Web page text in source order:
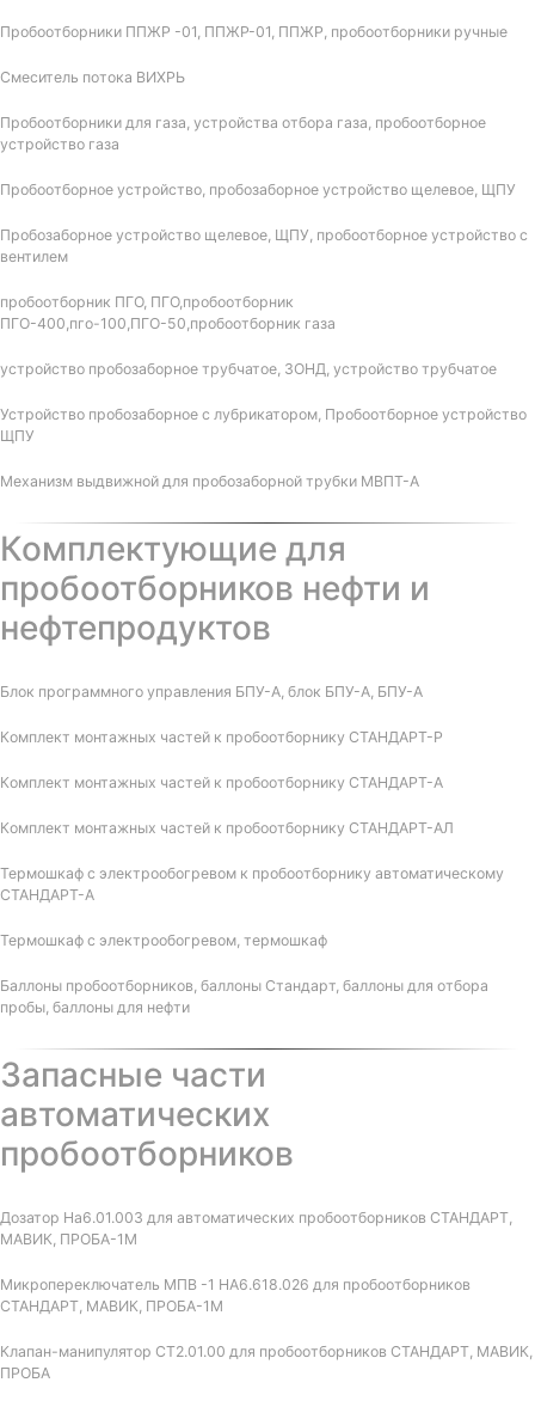
Пробоотборники ППЖР -01, ППЖР-01, ППЖР, пробоотборники ручные
Смеситель потока ВИХРЬ
Пробоотборники для газа, устройства отбора газа, пробоотборное
устройство газа
Пробоотборное устройство, пробозаборное устройство щелевое, ЩПУ
Пробозаборное устройство щелевое, ЩПУ, пробоотборное устройство с
вентилем
пробоотборник ПГО, ПГО,пробоотборник
ПГО-400,пго-100,ПГО-50,пробоотборник газа
устройство пробозаборное трубчатое, ЗОНД, устройство трубчатое
Устройство пробозаборное с лубрикатором, Пробоотборное устройство
ЩПУ
Механизм выдвижной для пробозаборной трубки МВПТ-А
Комплектующие для
пробоотборников нефти и
нефтепродуктов
Блок программного управления БПУ-А, блок БПУ-А, БПУ-А
Комплект монтажных частей к пробоотборнику СТАНДАРТ-Р
Комплект монтажных частей к пробоотборнику СТАНДАРТ-А
Комплект монтажных частей к пробоотборнику СТАНДАРТ-АЛ
Термошкаф с электрообогревом к пробоотборнику автоматическому
СТАНДАРТ-А
Термошкаф с электрообогревом, термошкаф
Баллоны пробоотборников, баллоны Стандарт, баллоны для отбора
пробы, баллоны для нефти
Запасные части
автоматических
пробоотборников
Дозатор На6.01.003 для автоматических пробоотборников СТАНДАРТ,
МАВИК, ПРОБА-1М
Микропереключатель МПВ -1 НА6.618.026 для пробоотборников
СТАНДАРТ, МАВИК, ПРОБА-1М
Клапан-манипулятор СТ2.01.00 для пробоотборников СТАНДАРТ, МАВИК,
ПРОБА